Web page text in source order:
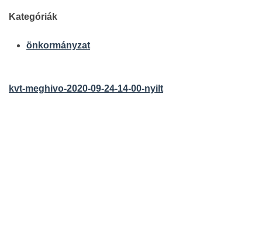
Kategóriák
önkormányzat
kvt-meghivo-2020-09-24-14-00-nyilt